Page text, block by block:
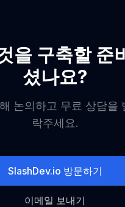
을 구축할 준
셨나요?
논의하고 무료 상담을
락주세요.
SlashDev.io 방문하기
이메일 보내기